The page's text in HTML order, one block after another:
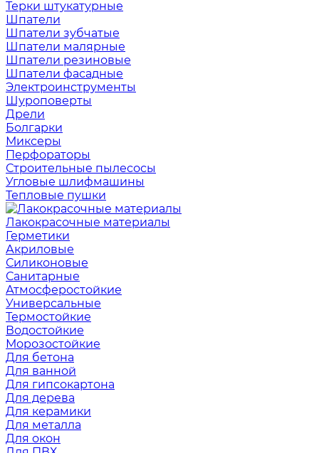
Терки штукатурные
Шпатели
Шпатели зубчатые
Шпатели малярные
Шпатели резиновые
Шпатели фасадные
Электроинструменты
Шуроповерты
Дрели
Болгарки
Миксеры
Перфораторы
Строительные пылесосы
Угловые шлифмашины
Тепловые пушки
Лакокрасочные материалы
Герметики
Акриловые
Силиконовые
Санитарные
Атмосферостойкие
Универсальные
Термостойкие
Водостойкие
Морозостойкие
Для бетона
Для ванной
Для гипсокартона
Для дерева
Для керамики
Для металла
Для окон